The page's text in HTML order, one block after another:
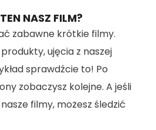
NASZ FILM?
zabawne krótkie filmy.
ujęcia z naszej
sprawdźcie to! Po
zobaczysz kolejne. A jeśli
filmy, możesz śledzić